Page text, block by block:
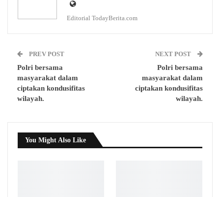
Editorial TodayBerita.com
PREV POST
Polri bersama
masyarakat dalam
ciptakan kondusifitas
wilayah.
NEXT POST
Polri bersama
masyarakat dalam
ciptakan kondusifitas
wilayah.
You Might Also Like